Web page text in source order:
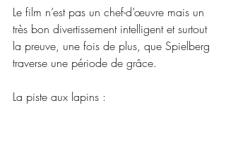
Le film n’est pas un chef-d’œuvre mais un
très bon divertissement intelligent et surtout
la preuve, une fois de plus, que Spielberg
traverse une période de grâce.
La piste aux lapins :